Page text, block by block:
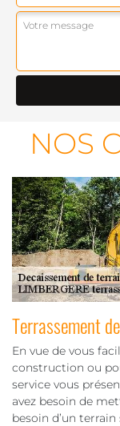
NOS
Terrassement
En vue de vous
construction ou
service vous
avez besoin de
besoin d’un